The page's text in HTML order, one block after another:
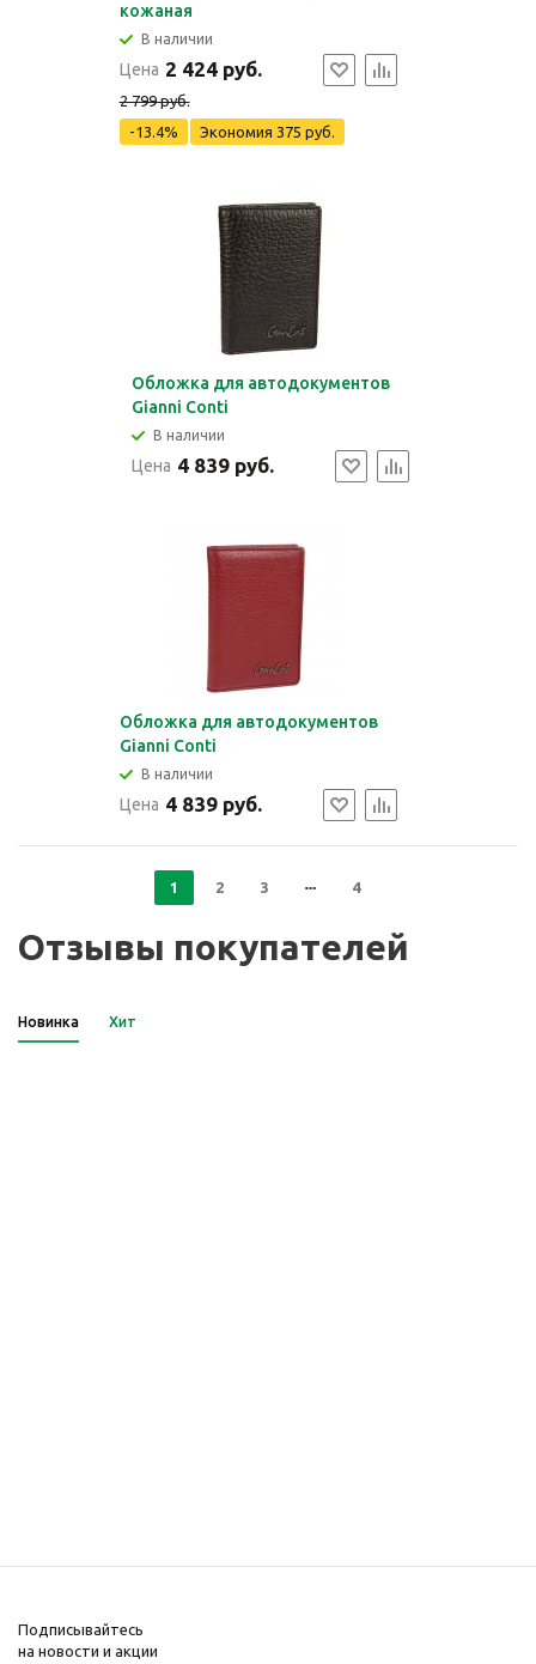
кожаная
В наличии
Цена 2 424 руб.
2 799 руб.
-13.4%
Экономия 375 руб.
Обложка для автодокументов
Gianni Conti
В наличии
Цена 4 839 руб.
Обложка для автодокументов
Gianni Conti
В наличии
Цена 4 839 руб.
1 2 3 4
Отзывы покупателей
Новинка Хит
Подписывайтесь
на новости и акции